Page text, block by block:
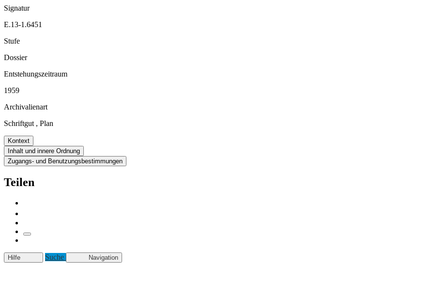
Signatur
E.13-1.6451
Stufe
Dossier
Entstehungszeitraum
1959
Archivalienart
Schriftgut , Plan
Kontext
Inhalt und innere Ordnung
Zugangs- und Benutzungsbestimmungen
Teilen
Hilfe Suche Navigation